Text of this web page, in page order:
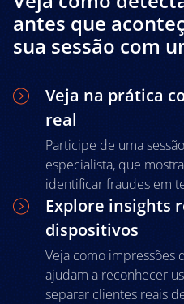
antes que
sua sessão com
Veja na prática
real
Participe de uma
especialista, que
identificar fraudes em
Explore insights
dispositivos
Veja como impressões
ajudam a reconhecer
separar clientes reais